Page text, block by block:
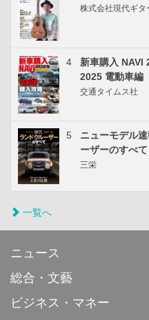
株式会社現代ギタ
4
新車購入 NAVI
2025 電動車編
交通タイムス社
5
ニューモデル
ーザーのすべて
三栄
一覧へ
ニュース
総合・文藝
ビジネス・マネー